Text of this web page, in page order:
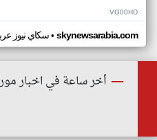
VG00HD
سكاي نيوز• skynewsarabia.com
أخر ساعة في اخبار